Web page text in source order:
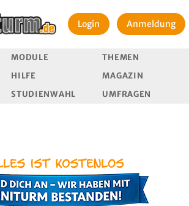
Login Anmeldung
MODULE
THEMEN
HILFE
MAGAZIN
STUDIENWAHL UMFRAGEN